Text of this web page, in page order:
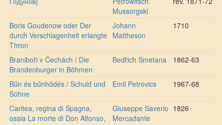
Mussorgski
Boris Goudenow oder Der
durch Verschlagenheit erlangte
Thron
Johann
Mattheson
1710
Braniboři v Čechách / Die
Brandenburger in Böhmen
Bedřich Smetana 1862-63
Bűn és bűnhődés / Schuld und
Sühne
Emil Petrovics 1967-68
Caritea, regina di Spagna,
ossia La morte di Don Alfonso,
Giuseppe Saverio
Mercadante
1826